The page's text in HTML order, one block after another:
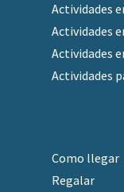
Actividades
Actividades
Actividades
Actividades
Como llegar
Regalar